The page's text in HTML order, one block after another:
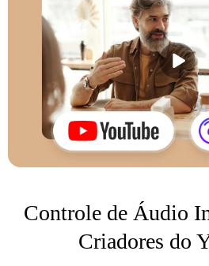
Controle de Áudio
Criadores do